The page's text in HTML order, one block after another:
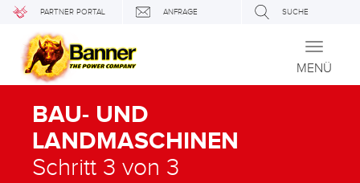
PARTNER PORTAL ANFRAGE SUCHE
Toggle
MENÜ
BAU- UND
LANDMASCHINEN
Schritt 3 von 3